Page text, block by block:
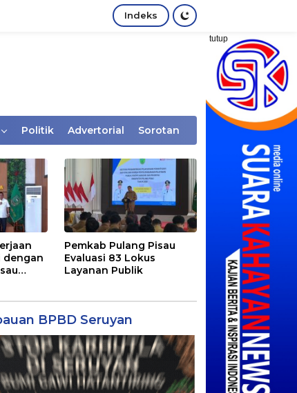
Indeks
tutup
Politik Advertorial Sorotan
dengan
Pemkab Pulang Pisau
Evaluasi 83 Lokus
Layanan Publik
BPBD Seruyan